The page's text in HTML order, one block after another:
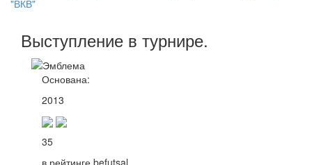
"ВКВ"
Выступление в турнире.
Основана:
2013
35
в рейтинге befutsal